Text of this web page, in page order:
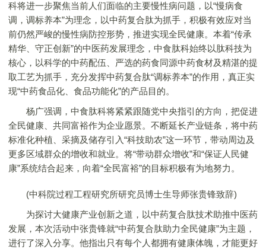
科将进一步聚焦当前人们面临的主要慢性病问题，以“慢病食
调，调标养本”为理念，以中药复合肽为抓手，积极有效应对当
前仍然严峻的慢性病防控形势，推进实现全民健康。本着“传承
精华、守正创新”的中医药发展理念，中食肽科始终以肽科技为
核心，以科学的中药配伍、严选的药食同源中药食材及精湛的提
取工艺为抓手，充分发挥中药复合肽“调标养本”的作用，真正实
现“中药食品化、食品功能化”的产品目的。
杨广强调，中食肽科将紧紧跟随党中央指引的方向，把促进
全民健康、共同富裕作为企业愿景。不断延长产业链条，将中药
标准化种植、采摘及储存引入“科技助农”这一环节，带动周边及
更多区域群众的增收和就业。将“带动群众增收”和“保证人民健
康”系统结合起来，向着“全民富裕”的目标积极有为地努力。
(中科院过程工程研究所研究员博士生导师张贵锋致辞)
为探讨大健康产业创新之道，以中药复合肽技术助推中医药
发展，本次活动中张贵锋就“中药复合肽助力全民健康”为主题，
进行了深入分享。他指出只有每个人都拥有健康体魄，才能更好